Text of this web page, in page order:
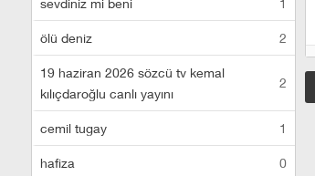
sevdiniz mi beni 1
ölü deniz 2
19 haziran 2026 sözcü tv kemal
kılıçdaroğlu canlı yayını
2
cemil tugay 1
hafiza 0